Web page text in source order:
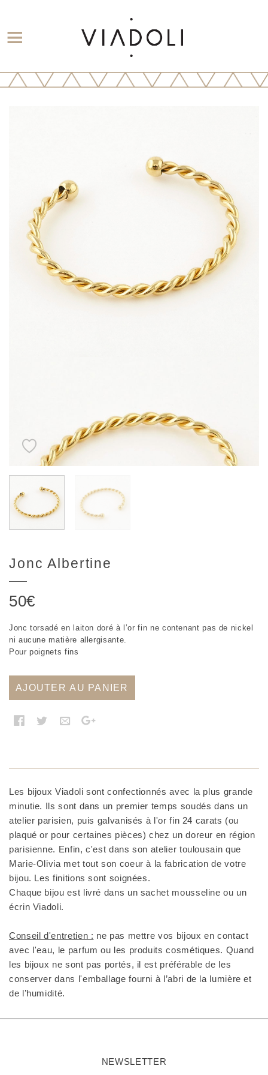
Jonc Albertine
50€
Jonc torsadé en laiton doré à l’or fin ne contenant pas de nickel
ni aucune matière allergisante.
Pour poignets fins
AJOUTER AU PANIER
Les bijoux Viadoli sont confectionnés avec la plus grande
minutie. Ils sont dans un premier temps soudés dans un
atelier parisien, puis galvanisés à l'or fin 24 carats (ou
plaqué or pour certaines pièces) chez un doreur en région
parisienne. Enfin, c'est dans son atelier toulousain que
Marie-Olivia met tout son coeur à la fabrication de votre
bijou. Les finitions sont soignées.
Chaque bijou est livré dans un sachet mousseline ou un
écrin Viadoli.
Conseil d'entretien : ne pas mettre vos bijoux en contact
avec l'eau, le parfum ou les produits cosmétiques. Quand
les bijoux ne sont pas portés, il est préférable de les
conserver dans l'emballage fourni à l’abri de la lumière et
de l’humidité.
NEWSLETTER